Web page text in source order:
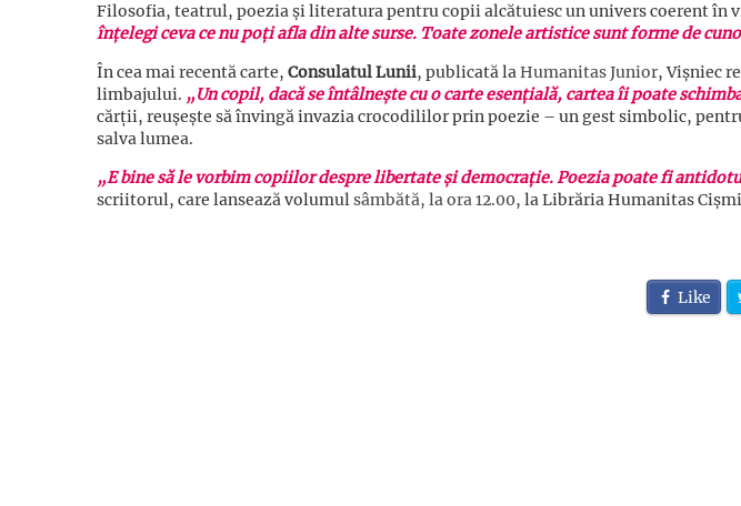
Filosofia, teatrul, poezia și literatura pentru copii alcătuiesc un univers coerent în
înțelegi ceva ce nu poți afla din alte surse. Toate zonele artistice sunt forme de
În cea mai recentă carte, Consulatul Lunii, publicată laHumanitas Junior, Vișniec
limbajului. „Un copil, dacă se întâlnește cu o carte esențială, cartea îi poate
cărții, reușește să învingă invazia crocodililor prin poezie – un gest simbolic,
salva lumea.
„E bine să le vorbim copiilor despre libertate și democrație. Poezia poate fi
scriitorul, care lansează volumulsâmbătă, la ora 12.00, la Librăria Humanitas
Like